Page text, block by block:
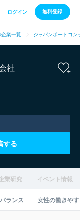
ログイン 無料登録
企業一覧 ジャパンポートコン
社
する
業研究 イベント情報
ランス 女性の働きや